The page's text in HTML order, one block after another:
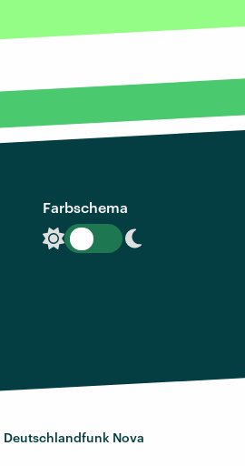
Farbschema
Deutschlandfunk Nova